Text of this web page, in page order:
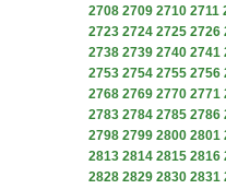
2708 2709 2710 2711
2723 2724 2725 2726
2738 2739 2740 2741
2753 2754 2755 2756
2768 2769 2770 2771
2783 2784 2785 2786
2798 2799 2800 2801
2813 2814 2815 2816
2828 2829 2830 2831